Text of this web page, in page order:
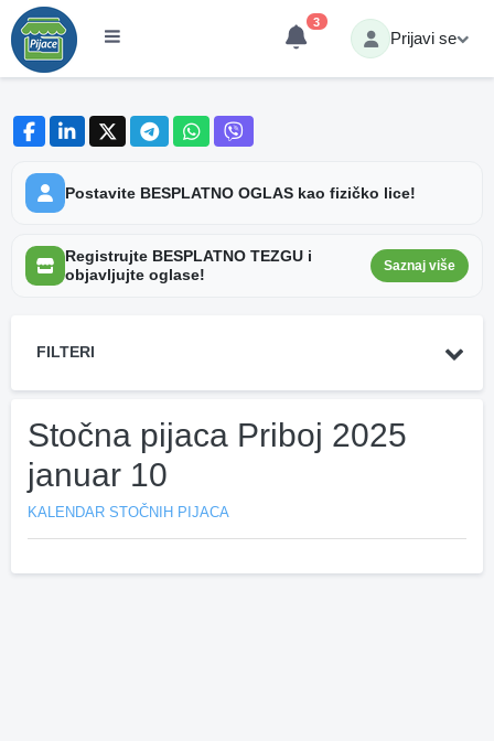
3
Prijavi se
Postavite BESPLATNO OGLAS kao fizičko lice!
Registrujte BESPLATNO TEZGU i
objavljujte oglase!
Saznaj više
FILTERI
Stočna pijaca Priboj 2025
januar 10
KALENDAR STOČNIH PIJACA